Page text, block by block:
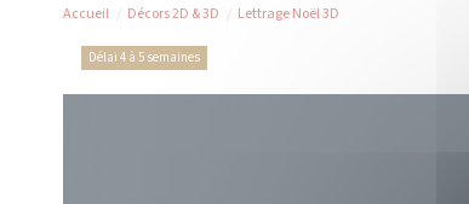
Accueil Décors 2D & 3D Lettrage Noël 3D
Délai 4 à 5 semaines